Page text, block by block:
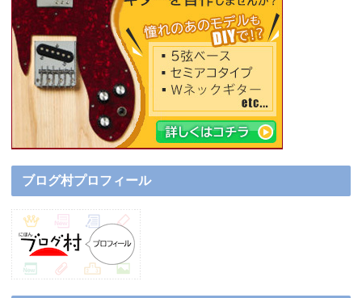
ブログ村プロフィール